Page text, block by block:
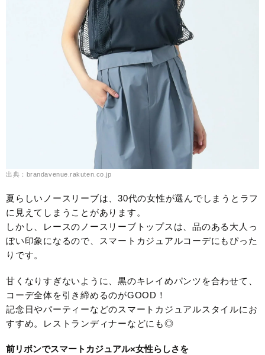
出典：brandavenue.rakuten.co.jp
夏らしいノースリーブは、30代の女性が選んでしまうとラフ
に見えてしまうことがあります。
しかし、レースのノースリーブトップスは、品のある大人っ
ぽい印象になるので、スマートカジュアルコーデにもぴった
りです。
甘くなりすぎないように、黒のキレイめパンツを合わせて、
コーデ全体を引き締めるのがGOOD！
記念日やパーティーなどのスマートカジュアルスタイルにお
すすめ。レストランディナーなどにも◎
前リボンでスマートカジュアル×女性らしさを